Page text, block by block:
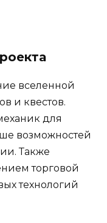
вселенной
и квестов.
для
возможностей
Также
торговой
технологий